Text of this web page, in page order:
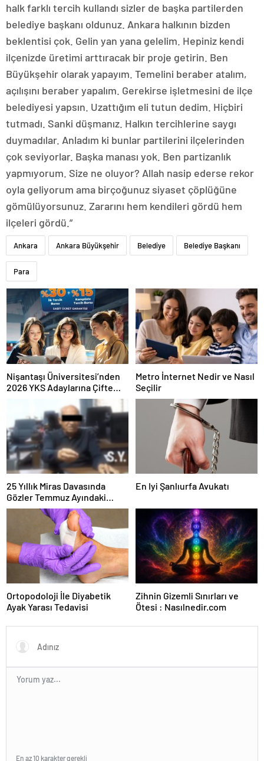
halk farklı tercih kullandı sizler de başka partilerden
belediye başkanı oldunuz. Ankara halkının bizden
beklentisi çok. Gelin yan yana gelelim. Hepiniz kendi
ilçenizde üretimi arttıracak bir proje getirin. Ben
Büyükşehir olarak yapayım. Temelini beraber atalım,
açılışını beraber yapalım. Gerekirse işletmesini de ilçe
belediyesi yapsın. Uzattığım eli tutun dedim. Hiçbiri
tutmadı. Sanki düşmanız. Halkın tercihlerine saygı
duymadılar. Anladım ki bunlar partilerini ilçelerinden
çok seviyorlar. Başka manası yok. Ben partizanlık
yapmıyorum. Size ne oluyor? Allah nasip ederse rekor
oyla geliyorum ama birçoğunuz siyaset çöplüğüne
gömülüyorsunuz. Zararını hem kendileri gördü hem
ilçeleri gördü.”
Ankara Ankara Büyükşehir Belediye Belediye Başkanı
Para
Nişantaşı Üniversitesi’nden
2026 YKS Adaylarına Çifte
Güvence: Sabit Ücret ve
Kesintisiz Burs
Metro İnternet Nedir ve Nasıl
Seçilir
25 Yıllık Miras Davasında
Gözler Temmuz Ayındaki
Karar Duruşmasına Çevrildi
En Iyi Şanlıurfa Avukatı
Ortopodoloji İle Diyabetik
Ayak Yarası Tedavisi
Zihnin Gizemli Sınırları ve
Ötesi : Nasılnedir.com
En az 10 karakter gerekli